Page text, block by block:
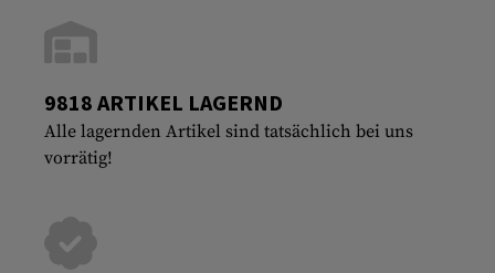
9818 ARTIKEL LAGERND
Alle lagernden Artikel sind tatsächlich bei uns
vorrätig!